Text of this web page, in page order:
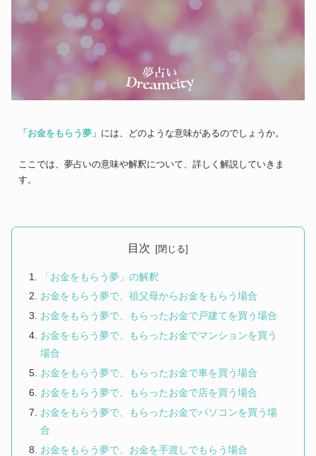
「お金をもらう夢」 には、どのような意味があるのでしょうか。
ここでは、夢占いの意味や解釈について、詳しく解説していきま
す。
目次
「お金をもらう夢」の解釈
お金をもらう夢で、祖父母からお金をもらう場合
お金をもらう夢で、もらったお金で戸建てを買う場合
お金をもらう夢で、もらったお金でマンションを買う
場合
お金をもらう夢で、もらったお金で車を買う場合
お金をもらう夢で、もらったお金で店を買う場合
お金をもらう夢で、もらったお金でパソコンを買う場
合
お金をもらう夢で、お金を手渡しでもらう場合